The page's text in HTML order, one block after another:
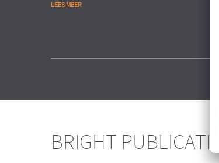
LEES MEER
BRIGHT PUBLICATIES